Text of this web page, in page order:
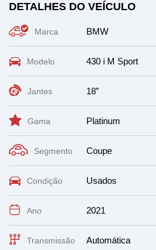
DETALHES DO VEÍCULO
Marca BMW
Modelo 430 i M Sport
Jantes 18”
Gama Platinum
Segmento Coupe
Condição Usados
Ano 2021
Transmissão Automática